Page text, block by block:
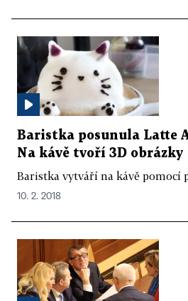
Baristka posunula Latte
Na kávě tvoří 3D obrázky
Baristka vytváří na kávě pomocí
10. 2. 2018